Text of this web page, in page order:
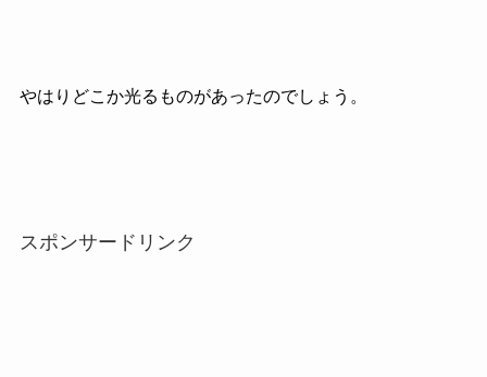
やはりどこか光るものがあったのでしょう。
スポンサードリンク